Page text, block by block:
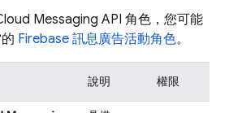
Messaging API 角色，您可能
Firebase 訊息廣告活動角色。
說明 權限